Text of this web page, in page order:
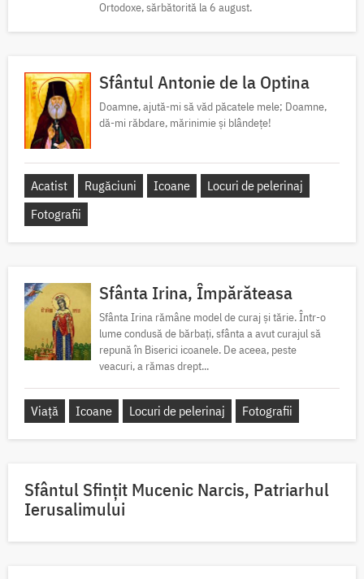
Ortodoxe, sărbătorită la 6 august.
Sfântul Antonie de la Optina
Doamne, ajută-mi să văd păcatele mele; Doamne,
dă-mi răbdare, mărinimie şi blândeţe!
Acatist Rugăciuni Icoane
Locuri de pelerinaj
Fotografii
Sfânta Irina, Împărăteasa
Sfânta Irina rămâne model de curaj și tărie. Într-o
lume condusă de bărbați, sfânta a avut curajul să
repună în Biserici icoanele. De aceea, peste
veacuri, a rămas drept...
Viață Icoane Locuri de pelerinaj Fotografii
Sfântul Sfinţit Mucenic Narcis, Patriarhul
Ierusalimului